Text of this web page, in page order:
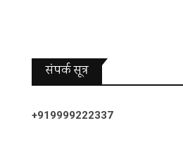
संपर्क सूत्र
+919999222337